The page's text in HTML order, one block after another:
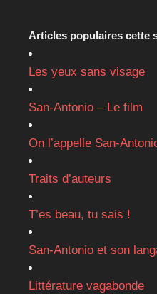
Articles populaires cette
Les yeux sans visage
San-Antonio – Le film
On l’appelle San-
Traits d’auteurs
T’es beau, tu sais !
San-Antonio et son
Littérature vagabonde